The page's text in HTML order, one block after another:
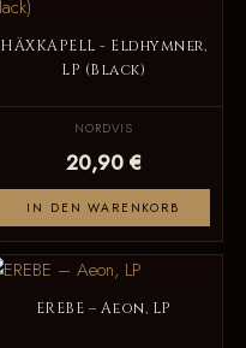
HÄXKAPELL - Eldhymner,
LP (Black)
NORDVIS
20,90 €
IN DEN WARENKORB
EREBE – Aeon, LP